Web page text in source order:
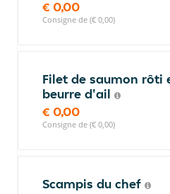
€ 0,00
Consigne de (€ 0,00)
Filet de saumon rôti
beurre d'ail
€ 0,00
Consigne de (€ 0,00)
Scampis du chef